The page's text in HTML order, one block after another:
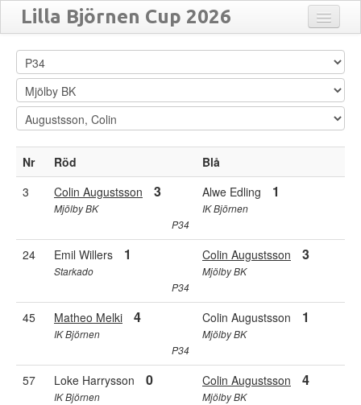
Lilla Björnen Cup 2026
Anmälda
Matcher
Resultat
Översikt
Turneringar
Nr Röd
Blå
3
Colin Augustsson 3
Mjölby BK
P34
Alwe Edling 1
IK Björnen
24 Emil Willers 1
Starkado
P34
Colin Augustsson 3
Mjölby BK
45 Matheo Melki 4
IK Björnen
P34
Colin Augustsson 1
Mjölby BK
57 Loke Harrysson 0
IK Björnen
Colin Augustsson 4
Mjölby BK
Close Flytta